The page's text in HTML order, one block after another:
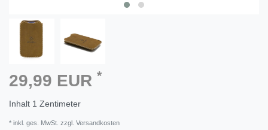
29,99 EUR *
Inhalt 1 Zentimeter
* inkl. ges. MwSt. zzgl. Versandkosten